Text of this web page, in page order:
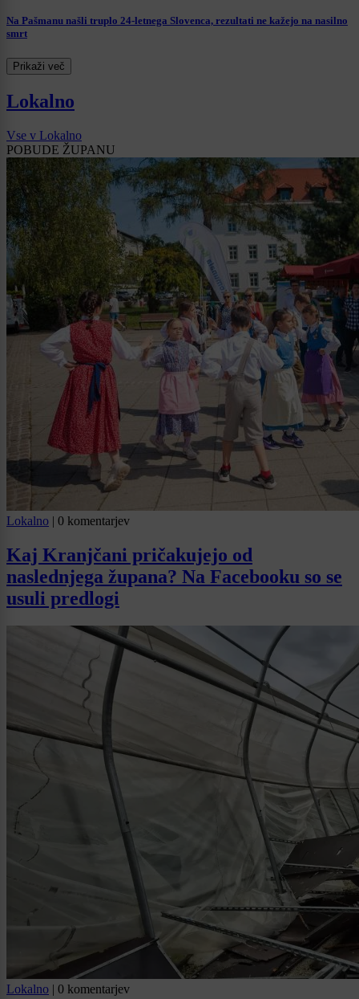
Na Pašmanu našli truplo 24-letnega Slovenca, rezultati ne kažejo na nasilno
smrt
Prikaži več
Lokalno
Vse v Lokalno
POBUDE ŽUPANU
Lokalno | 0 komentarjev
Kaj Kranjčani pričakujejo od
naslednjega župana? Na Facebooku so se
usuli predlogi
Lokalno | 0 komentarjev